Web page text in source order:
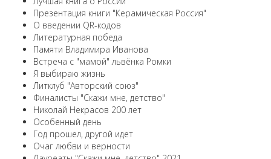
Презентация книги "Керамическая Россия"
О введении QR-кодов
Литературная победа
Памяти Владимира Иванова
Встреча с "мамой" львёнка Ромки
Я выбираю жизнь
Литклуб "Авторский союз"
Финалисты "Скажи мне, детство"
Николай Некрасов 200 лет
Особенный день
Год прошел, другой идет
Очаг любви и верности